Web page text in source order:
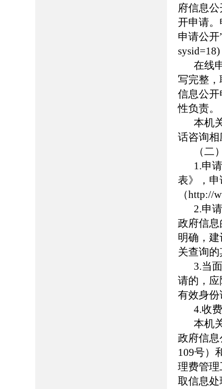
府信息
开申请
申请公开
在线
写完整
信息公
性负责
本机
话咨询
（二
1.申
表》，
（http://
2.申
政府信
明确，
关查询
3.当
请的，
有效身
4.收
本机
政府信
109号）
理费管
取信息